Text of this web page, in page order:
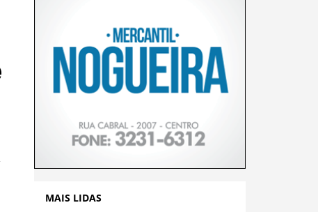
MAIS LIDAS